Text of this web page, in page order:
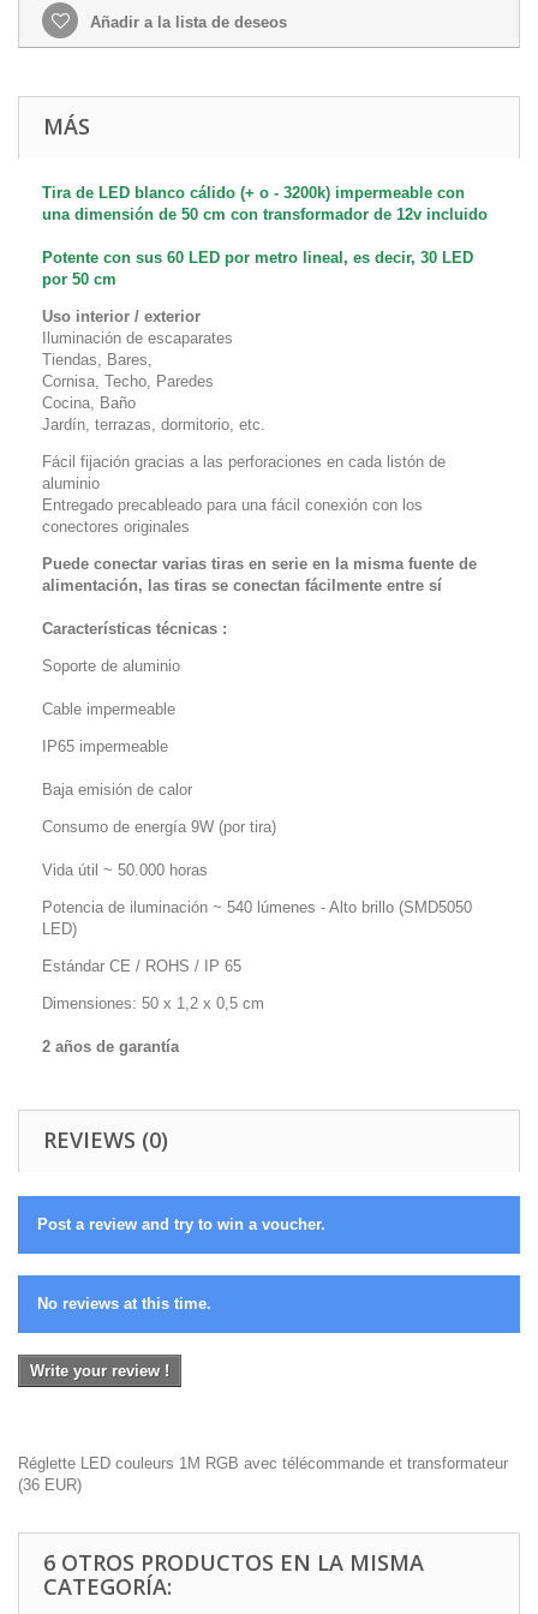
Añadir a la lista de deseos
MÁS
Tira de LED blanco cálido (+ o - 3200k) impermeable con
una dimensión de 50 cm con transformador de 12v incluido
Potente con sus 60 LED por metro lineal, es decir, 30 LED
por 50 cm
Uso interior / exterior
Iluminación de escaparates
Tiendas, Bares,
Cornisa, Techo, Paredes
Cocina, Baño
Jardín, terrazas, dormitorio, etc.
Fácil fijación gracias a las perforaciones en cada listón de
aluminio
Entregado precableado para una fácil conexión con los
conectores originales
Puede conectar varias tiras en serie en la misma fuente de
alimentación, las tiras se conectan fácilmente entre sí
Características técnicas :
Soporte de aluminio
Cable impermeable
IP65 impermeable
Baja emisión de calor
Consumo de energía 9W (por tira)
Vida útil ~ 50.000 horas
Potencia de iluminación ~ 540 lúmenes - Alto brillo (SMD5050
LED)
Estándar CE / ROHS / IP 65
Dimensiones: 50 x 1,2 x 0,5 cm
2 años de garantía
REVIEWS (0)
Post a review and try to win a voucher.
No reviews at this time.
Write your review !
Réglette LED couleurs 1M RGB avec télécommande et transformateur
(36 EUR)
6 OTROS PRODUCTOS EN LA MISMA
CATEGORÍA: